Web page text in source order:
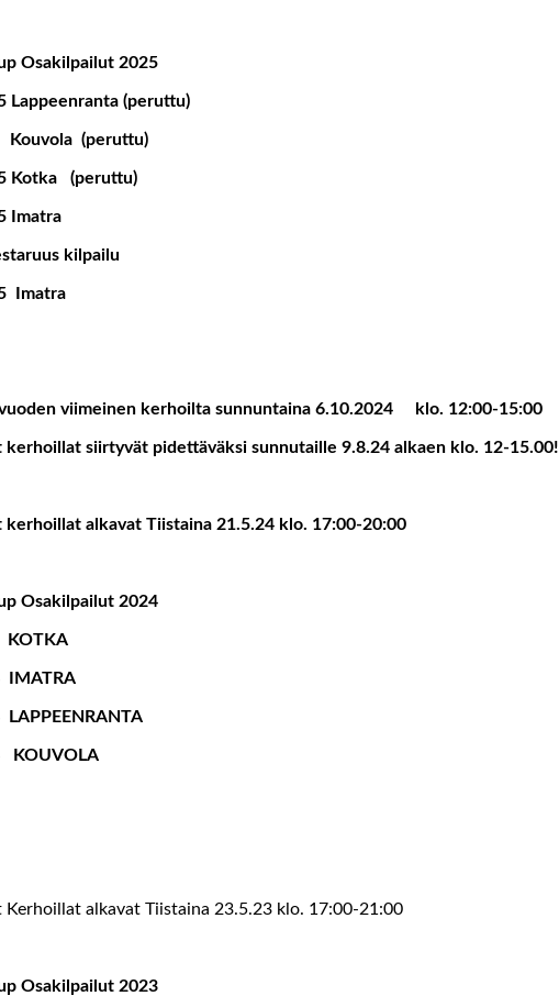
Osakilpailut 2025
Lappeenranta (peruttu)
Kouvola (peruttu)
Kotka (peruttu)
Imatra
kilpailu
Imatra
viimeinen kerhoilta sunnuntaina 6.10.2024 klo. 12:00-15:00
kerhoillat siirtyvät pidettäväksi sunnutaille 9.8.24 alkaen klo. 12-15.00!
kerhoillat alkavat Tiistaina 21.5.24 klo. 17:00-20:00
Osakilpailut 2024
IMATRA
LAPPEENRANTA
KOUVOLA
alkavat Tiistaina 23.5.23 klo. 17:00-21:00
Osakilpailut 2023